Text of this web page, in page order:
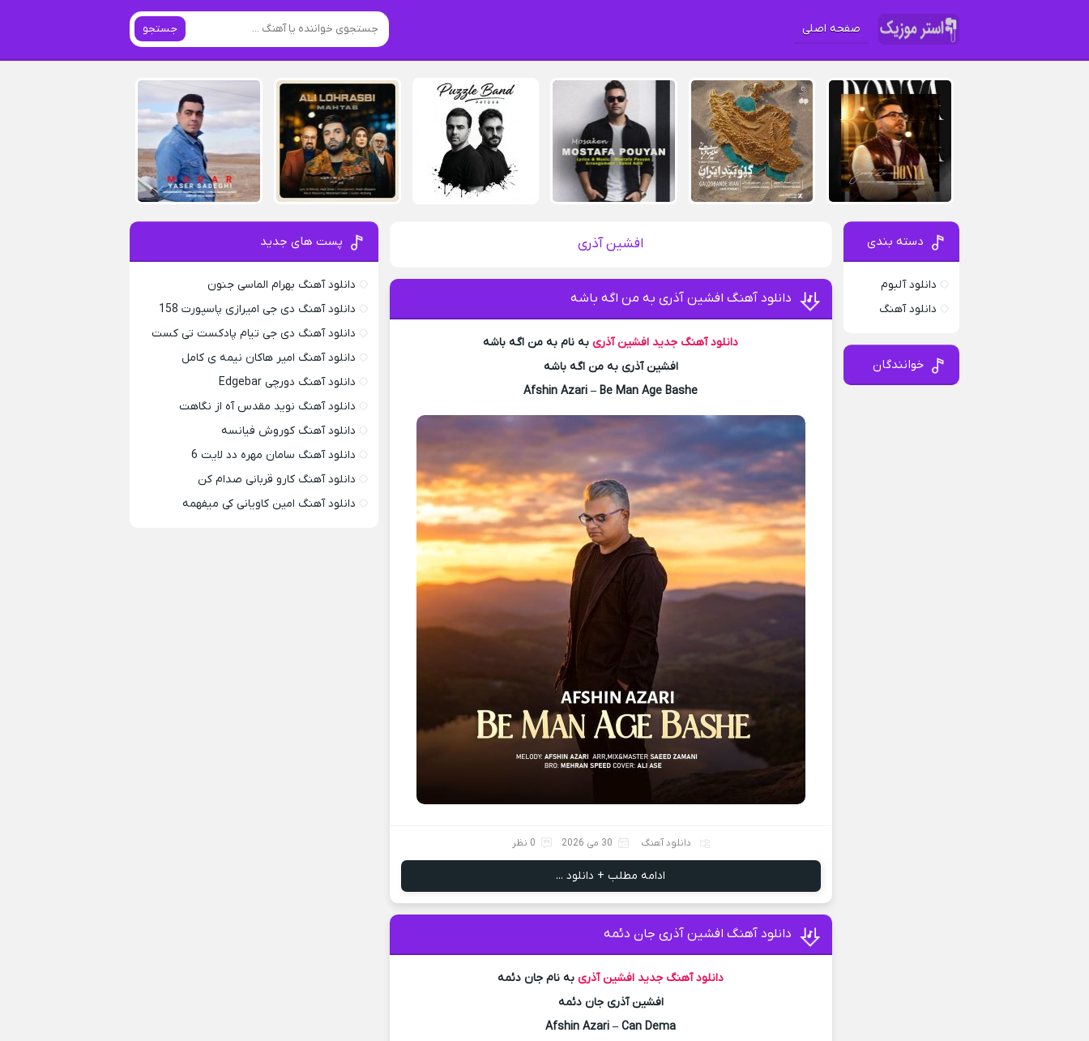
صفحه اصلی جستجو
افشین آذری
دانلود آهنگ افشین آذری به من اگه باشه
دانلود آهنگ جدید افشین آذریبه نام به من اگه باشه
افشین آذری به من اگه باشه
Afshin Azari – Be Man Age Bashe
دانلود آهنگ 30 می 2026 0 نظر
ادامه مطلب + دانلود ...
دانلود آهنگ افشین آذری جان دئمه
دانلود آهنگ جدید افشین آذریبه نام جان دئمه
افشین آذری جان دئمه
Afshin Azari – Can Dema
دسته بندی
دانلود آلبوم
دانلود آهنگ
خوانندگان
پست های جدید
دانلود آهنگ بهرام الماسی جنون
دانلود آهنگ دی جی امیرازی پاسپورت 158
دانلود آهنگ دی جی تیام پادکست تی کست
دانلود آهنگ امیر هاکان نیمه ی کامل
دانلود آهنگ دورچی Edgebar
دانلود آهنگ نوید مقدس آه از نگاهت
دانلود آهنگ کوروش فیانسه
دانلود آهنگ سامان مهره دد لایت 6
دانلود آهنگ کارو قربانی صدام کن
دانلود آهنگ امین کاویانی کی میفهمه